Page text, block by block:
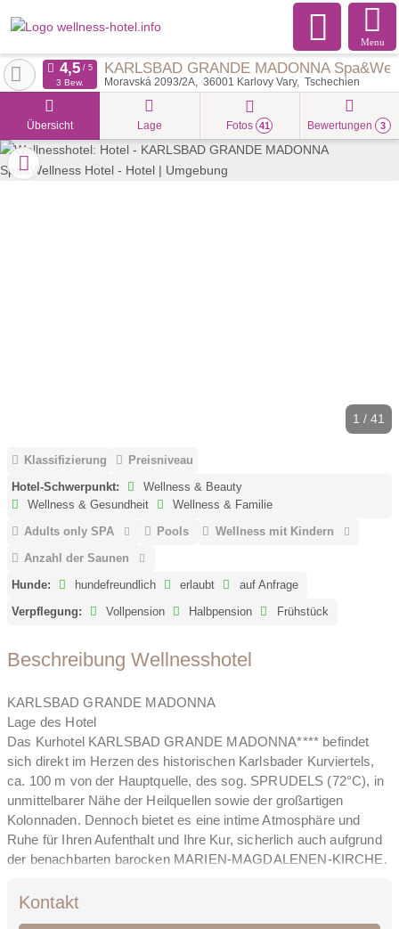
Menu
KARLSBAD GRANDE MADONNA
Moravská 2093/2A 36001 Karlovy Vary Tschechien
3 Bew.
Übersicht Lage Fotos 41 Bewertungen 3
1 / 41
Klassifizierung
Preisniveau
Hotel-Schwerpunkt:
Wellness & Beauty
Wellness & Gesundheit
Wellness & Familie
Adults only SPA
Pools
Wellness mit Kindern
Anzahl der Saunen
Hunde:
hundefreundlich erlaubt
auf Anfrage
Verpflegung:
Vollpension Halbpension Frühstück
Beschreibung Wellnesshotel
KARLSBAD GRANDE MADONNA
Lage des Hotel
Das Kurhotel KARLSBAD GRANDE MADONNA**** befindet
sich direkt im Herzen des historischen Karlsbader Kurviertels,
ca. 100 m von der Hauptquelle, des sog. SPRUDELS (72°C), in
unmittelbarer Nähe der Heilquellen sowie der großartigen
Kolonnaden. Dennoch bietet es eine intime Atmosphäre und
Ruhe für Ihren Aufenthalt und Ihre Kur, sicherlich auch aufgrund
der benachbarten barocken MARIEN-MAGDALENEN-KIRCHE.
Absolvieren der Trinkkur an den Quellen, wobei Sie auf Ihren
Kontakt